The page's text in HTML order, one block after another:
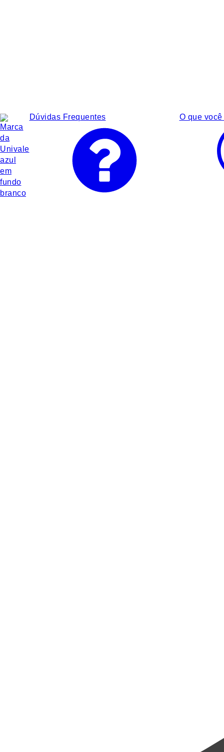
Dúvidas Frequentes O que